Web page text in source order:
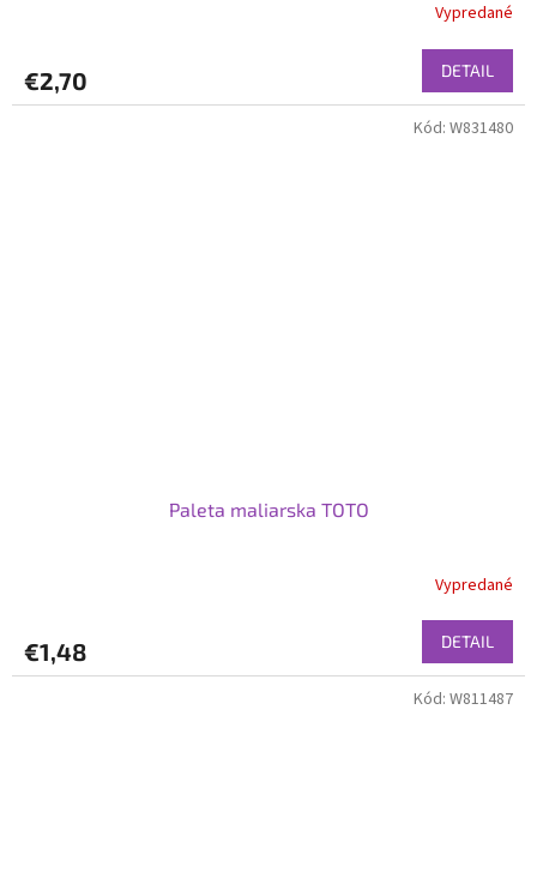
Vypredané
€2,70 DETAIL
Paleta maliarska TOTO
Vypredané
€1,48 DETAIL
Kód: W831480
Kód: W811487